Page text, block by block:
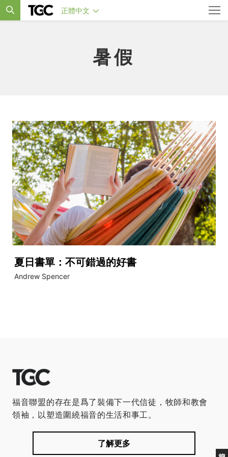
正體中文
暑假
夏日書單：不可錯過的好書
Andrew Spencer
福音聯盟的存在是爲了裝備下一代信徒，牧師和教會
領袖，以塑造圍繞福音的生活和事工。
了解更多